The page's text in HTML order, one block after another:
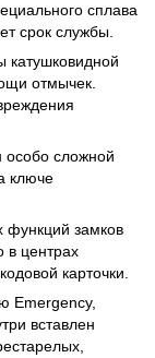
сплава
срок службы.
катушковидной
отмычек.
особо сложной
ключе
замков
в центрах
карточки.
Emergency,
вставлен